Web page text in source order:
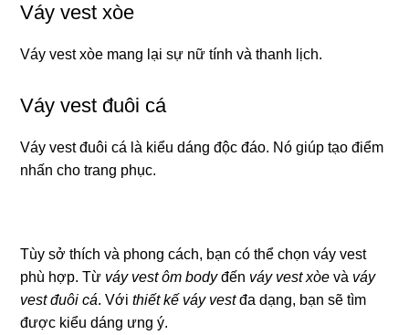
Váy vest xòe
Váy vest xòe mang lại sự nữ tính và thanh lịch.
Váy vest đuôi cá
Váy vest đuôi cá là kiểu dáng độc đáo. Nó giúp tạo điểm
nhấn cho trang phục.
Tùy sở thích và phong cách, bạn có thể chọn váy vest
phù hợp. Từ váy vest ôm bodyđến váy vest xòe và váy
vest đuôi cá. Vớithiết kế váy vestđa dạng, bạn sẽ tìm
được kiểu dáng ưng ý.